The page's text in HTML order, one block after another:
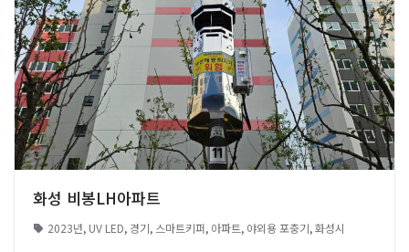
화성 비봉LH아파트
2023년, UV LED, 경기, 스마트키퍼, 아파트, 야외용 포충기,화성시